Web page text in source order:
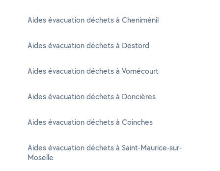
Aides évacuation déchets à Cheniménil
Aides évacuation déchets à Destord
Aides évacuation déchets à Vomécourt
Aides évacuation déchets à Doncières
Aides évacuation déchets à Coinches
Aides évacuation déchets à Saint-Maurice-sur-
Moselle